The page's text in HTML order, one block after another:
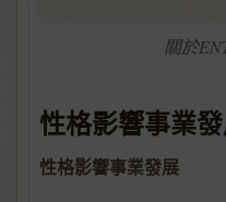
關於
性格影響事業
性格影響事業發展